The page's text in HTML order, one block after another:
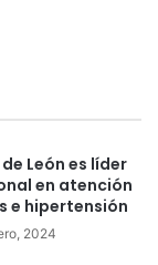
León es líder
en atención
e hipertensión
2024